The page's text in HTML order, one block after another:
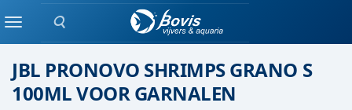
Zoeken
MenuDroog voer
JBL PRONOVO SHRIMPS GRANO S
100ML VOOR GARNALEN